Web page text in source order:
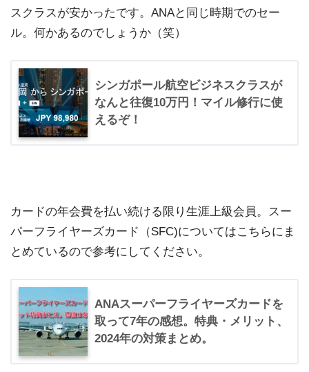
スクラスが安かったです。ANAと同じ時期でのセー
ル。何かあるのでしょうか（笑）
シンガポール航空ビジネスクラスが
なんと往復10万円！マイル修行に使
えるぞ！
カードの年会費を払い続ける限り生涯上級会員。スー
パーフライヤーズカード（SFC)についてはこちらにま
とめているので参考にしてください。
ANAスーパーフライヤーズカードを
取って7年の感想。特典・メリット、
2024年の対策まとめ。